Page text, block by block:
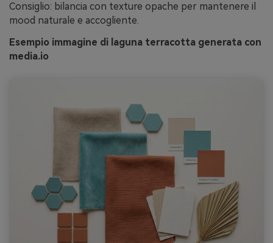
Consiglio: bilancia con texture opache per mantenere il
mood naturale e accogliente.
Esempio immagine di laguna terracotta generata con
media.io